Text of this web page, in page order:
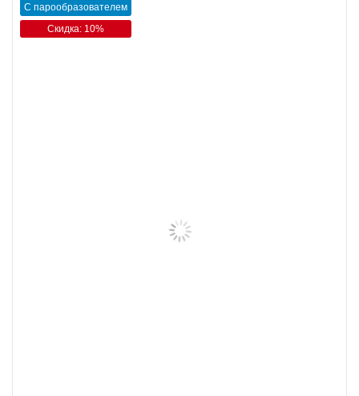
С парообразователем
Скидка: 10%